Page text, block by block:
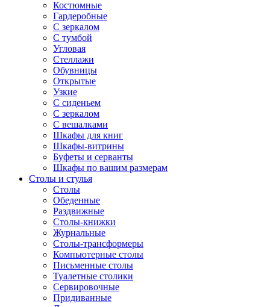
Костюмные
Гардеробные
С зеркалом
С тумбой
Угловая
Стеллажи
Обувницы
Открытые
Узкие
С сиденьем
С зеркалом
С вешалками
Шкафы для книг
Шкафы-витрины
Буфеты и серванты
Шкафы по вашим размерам
Столы и стулья
Столы
Обеденные
Раздвижные
Столы-книжки
Журнальные
Столы-трансформеры
Компьютерные столы
Письменные столы
Туалетные столики
Сервировочные
Придиванные